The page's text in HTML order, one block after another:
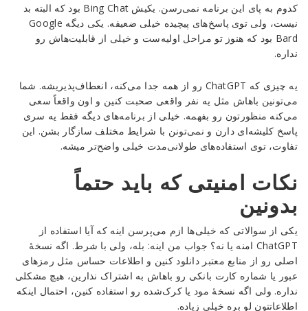
کدوم به پای این برنامه نمی‌رسن. یکیش Bing Chat بود که البته بد
نیست، ولی توی پاسخ‌های پیچیده خیلی ضعیفه. یکی دیگه Google
Bard بود که هنوز تو مراحل اولیه‌ست و خیلی از قابلیت‌هاش رو
نداره.
یه چیزی که ChatGPT رو از همه جدا می‌کنه، انعطاف‌پذیریشه. شما
می‌تونین باهاش مثل یه نفر واقعی صحبت کنین و اون واقعاً سعی
می‌کنه منظورتون رو بفهمه. خیلی از برنامه‌های دیگه فقط یه سری
پاسخ کلیشه‌ای دارن و نمی‌تونن با شرایط مختلف سازگار بشن. این
تفاوت، توی استفاده‌های طولانی‌مدت خیلی واضح‌تر میشه.
نکات امنیتی که باید حتماً
بدونین
یکی از سوالاتی که خیلی‌ها ازم می‌پرسن اینه که آیا استفاده از
ChatGPT امنه یا نه؟ جواب من اینه: بله، ولی با شرط. اگه نسخهٔ
اصلی رو از منابع معتبر دانلود کنین و اطلاعات حساس مثل رمزهای
عبور یا شماره کارت بانکی رو باهاش به اشتراک نذارین، هیچ مشکلی
نداره. ولی اگه نسخهٔ مود یا کرک‌شده رو استفاده کنین، احتمال اینکه
اطلاعاتتون لو بره خیلی زیاده.